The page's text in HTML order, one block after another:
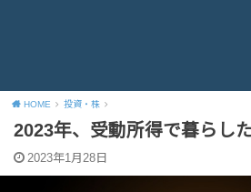
HOME 投資・株
2023年、受動所得で暮らし
2023年1月28日